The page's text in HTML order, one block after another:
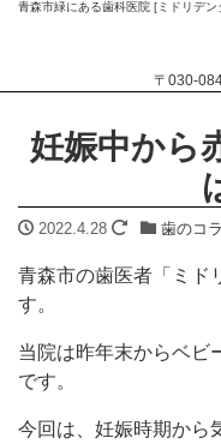
青森市緑にある歯科医院 [ミドリデン
〒030-
妊娠中から
2022.4.28 歯のコ
青森市の歯医者「ミド
す。
当院は昨年末からベビ
です。
今回は、妊娠時期から